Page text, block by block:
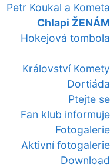
Petr Koukal a Kometa
Chlapi ŽENÁM
Hokejová tombola
Království Komety
Dortiáda
Ptejte se
Fan klub informuje
Fotogalerie
Aktivní fotogalerie
Download